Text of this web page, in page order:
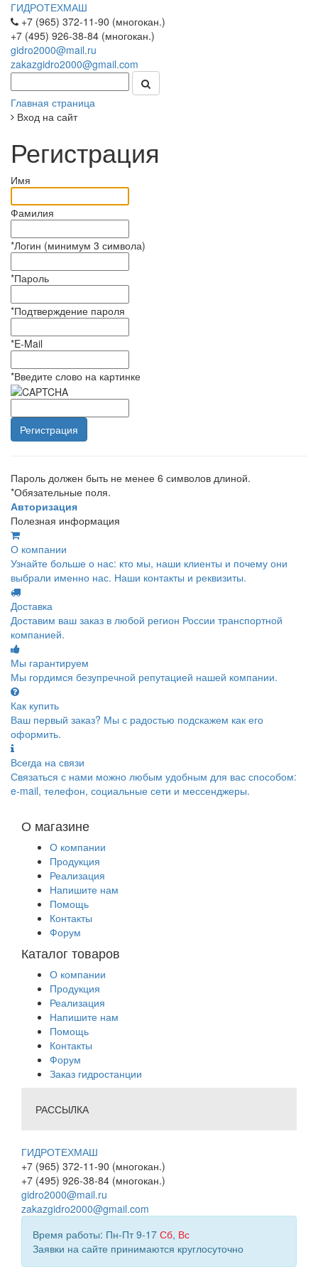
ГИДРОТЕХМАШ
+7 (965) 372-11-90 (многокан.)
+7 (495) 926-38-84 (многокан.)
gidro2000@mail.ru
zakazgidro2000@gmail.com
Главная страница
Вход на сайт
Регистрация
Имя
Фамилия
*Логин (минимум 3 символа)
*Пароль
*Подтверждение пароля
*E-Mail
*Введите слово на картинке
Пароль должен быть не менее 6 символов длиной.
*Обязательные поля.
Авторизация
Полезная информация
О компании
Узнайте больше о нас: кто мы, наши клиенты и почему они
выбрали именно нас. Наши контакты и реквизиты.
Доставка
Доставим ваш заказ в любой регион России транспортной
компанией.
Мы гарантируем
Мы гордимся безупречной репутацией нашей компании.
Как купить
Ваш первый заказ? Мы с радостью подскажем как его
оформить.
Всегда на связи
Связаться с нами можно любым удобным для вас способом:
e-mail, телефон, социальные сети и мессенджеры.
О магазине
О компании
Продукция
Реализация
Напишите нам
Помощь
Контакты
Форум
Каталог товаров
О компании
Продукция
Реализация
Напишите нам
Помощь
Контакты
Форум
Заказ гидростанции
РАССЫЛКА
ГИДРОТЕХМАШ
+7 (965) 372-11-90 (многокан.)
+7 (495) 926-38-84 (многокан.)
gidro2000@mail.ru
zakazgidro2000@gmail.com
Время работы: Пн-Пт 9-17 Сб, Вс
Заявки на сайте принимаются круглосуточно